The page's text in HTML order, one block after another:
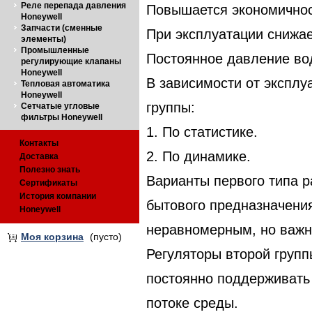
Реле перепада давления
Honeywell
Запчасти (сменные
элементы)
Промышленные
регулирующие клапаны
Honeywell
Тепловая автоматика
Honeywell
Сетчатые угловые
фильтры Honeywell
Контакты
Доставка
Полезно знать
Сертификаты
История компании
Honeywell
Моя корзина (пусто)
Повышается
При эксплуатации
Постоянное давление
В зависимости от
группы:
1. По статистике.
2. По динамике.
Варианты первого типа
бытового
неравномерным, но
Регуляторы второй
постоянно
потоке среды.